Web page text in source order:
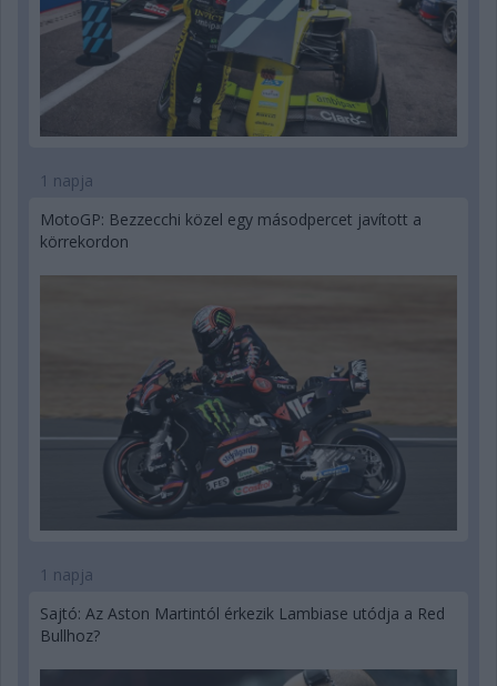
1 napja
MotoGP: Bezzecchi közel egy másodpercet javított a
körrekordon
1 napja
Sajtó: Az Aston Martintól érkezik Lambiase utódja a Red
Bullhoz?